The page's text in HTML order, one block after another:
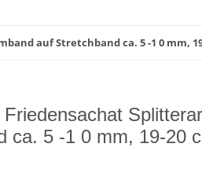
auf Stretchband ca. 5 -1 0 mm,
ca. 5 -1 0 mm, 19-20